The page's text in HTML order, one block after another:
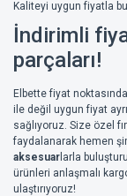
Kaliteyi uygun fiyatla
İndirimli
parçaları!
Elbette fiyat
ile değil uygun fiyat
sağlıyoruz. Size özel
faydalanarak hemen
aksesuar larla
ürünleri anlaşmalı
ulaştırıyoruz!